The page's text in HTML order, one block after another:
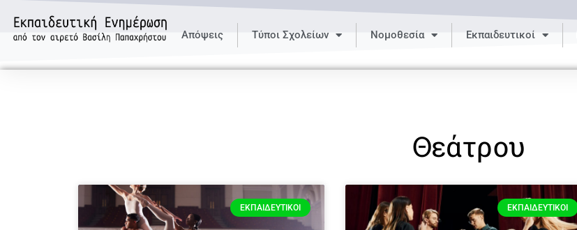
Απόψεις Τύποι Σχολείων Νομοθεσία Εκπαιδευτικοί
Θεάτρου
ΕΚΠΑΙΔΕΥΤΙΚΟΊ ΕΚΠΑΙΔΕΥΤΙΚΟΊ